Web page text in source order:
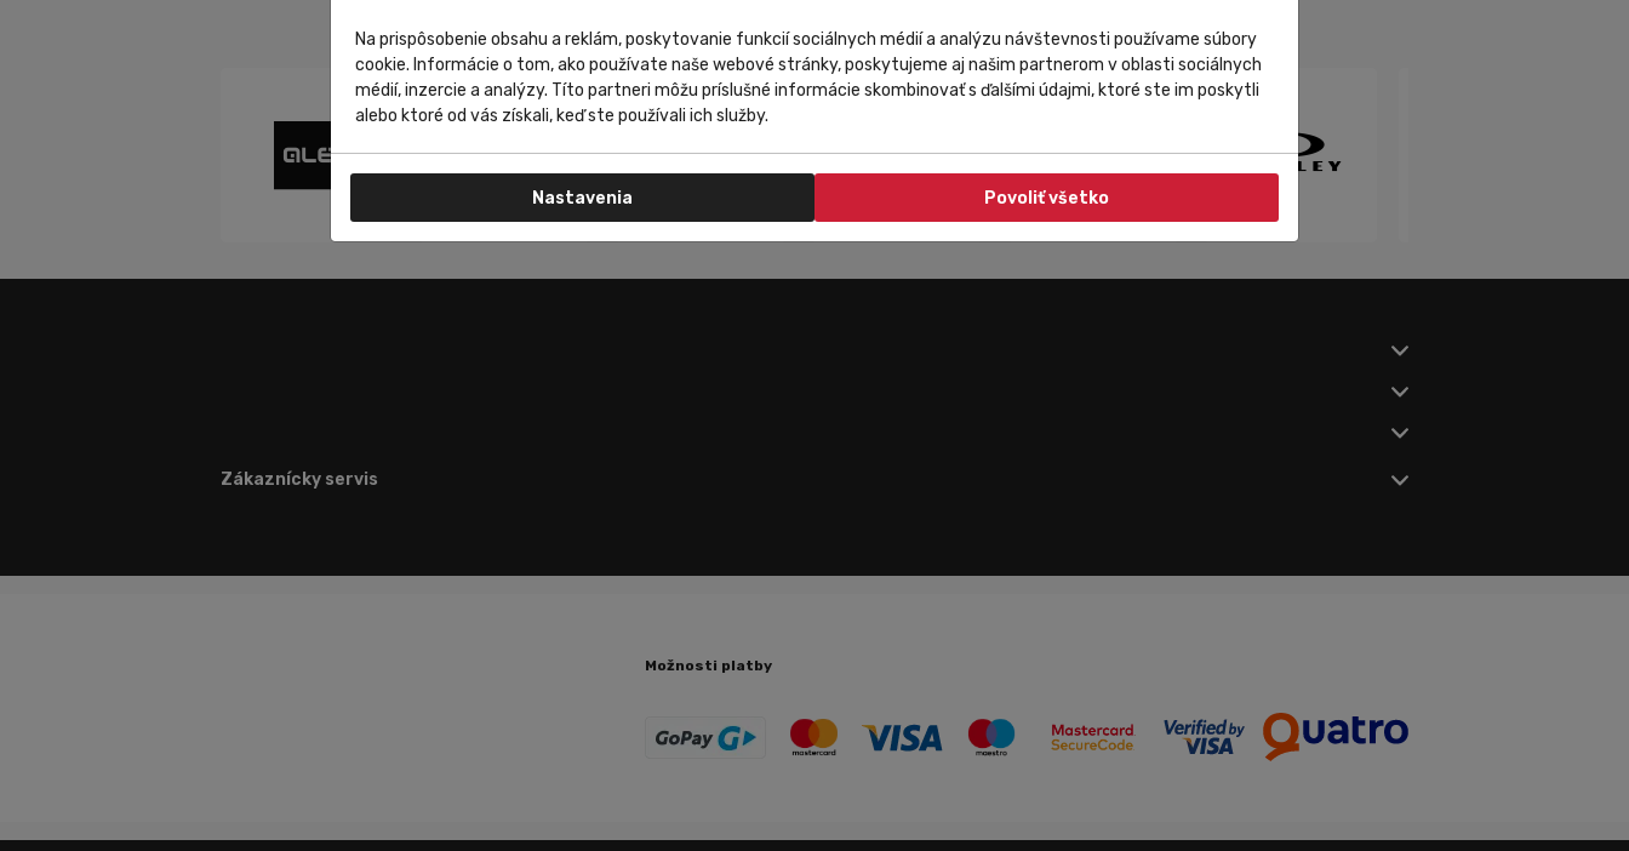
Zákaznícky servis
Možnosti platby
Na prispôsobenie obsahu a reklám, poskytovanie funkcií sociálnych médií a analýzu návštevnosti používame súbory
cookie. Informácie o tom, ako používate naše webové stránky, poskytujeme aj našim partnerom v oblasti sociálnych
médií, inzercie a analýzy. Títo partneri môžu príslušné informácie skombinovať s ďalšími údajmi, ktoré ste im poskytli
alebo ktoré od vás získali, keď ste používali ich služby.
Nastavenia Povoliť všetko